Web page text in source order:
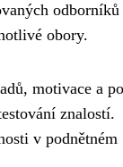
odborníků
obory.
motivace a
znalostí.
v podnětném